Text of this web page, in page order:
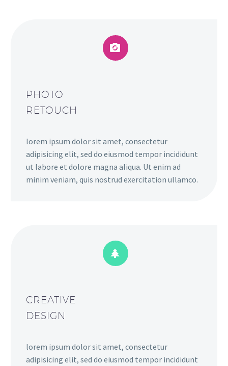


PHOTO
RETOUCH
lorem ipsum dolor sit amet, consectetur
adipisicing elit, sed do eiusmod tempor incididunt
ut labore et dolore magna aliqua. Ut enim ad
minim veniam, quis nostrud exercitation ullamco.


CREATIVE
DESIGN
lorem ipsum dolor sit amet, consectetur
adipisicing elit, sed do eiusmod tempor incididunt